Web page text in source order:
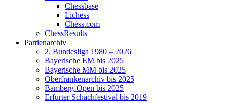
Chessbase
Lichess
Chess.com
ChessResults
Partienarchiv
2. Bundesliga 1980 – 2026
Bayerische EM bis 2025
Bayerische MM bis 2025
Oberfrankenarchiv bis 2025
Bamberg-Open bis 2025
Erfurter Schachfestival bis 2019